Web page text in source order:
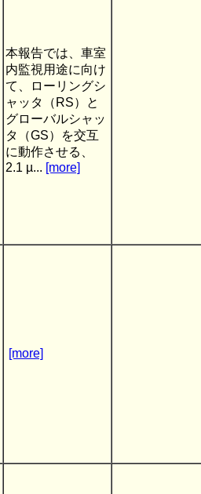
本報告では、車室
内監視用途に向け
て、ローリングシ
ャッタ（RS）と
グローバルシャッ
タ（GS）を交互
に動作させる、
2.1 µ... [more]
[more]